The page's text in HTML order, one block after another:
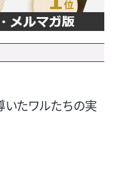
いたワルたちの実